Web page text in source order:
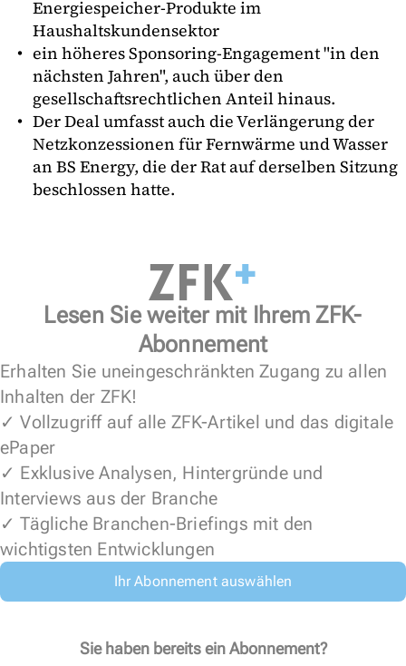
Energiespeicher-Produkte im
Haushaltskundensektor
ein höheres Sponsoring-Engagement "in den
nächsten Jahren", auch über den
gesellschaftsrechtlichen Anteil hinaus.
Der Deal umfasst auch die Verlängerung der
Netzkonzessionen für Fernwärme und Wasser
an BS Energy, die der Rat auf derselben Sitzung
beschlossen hatte.
Lesen Sie weiter mit Ihrem ZFK-
Abonnement
Erhalten Sie uneingeschränkten Zugang zu allen
Inhalten der ZFK!
✓ Vollzugriff auf alle ZFK-Artikel und das digitale
ePaper
✓ Exklusive Analysen, Hintergründe und
Interviews aus der Branche
✓ Tägliche Branchen-Briefings mit den
wichtigsten Entwicklungen
Ihr Abonnement auswählen
Sie haben bereits ein Abonnement?